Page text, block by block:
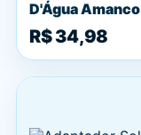
D'Água Amanco
R$ 34,98